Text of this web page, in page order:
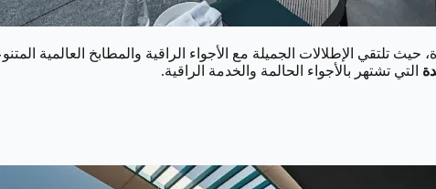
حيث تلتقي الإطلالات الجميلة مع الأجواء الراقية والمطابخ
التي تشتهر بالأجواء الحالمة والخدمة الراقية.